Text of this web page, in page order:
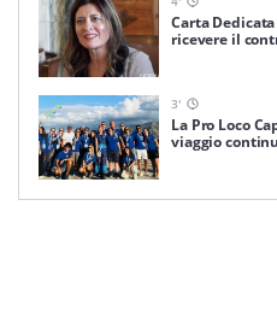
Carta
ricevere il
3'
La Pro Loco
viaggio